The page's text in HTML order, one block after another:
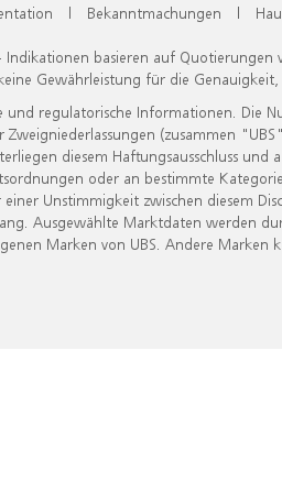
| Bekanntmachungen |
Indikationen basieren auf
Gewährleistung für die
und regulatorische Informationen. Die
Zweigniederlassungen (zusammen
diesem Haftungsausschluss
oder an bestimmte
Unstimmigkeit zwischen diesem
Ausgewählte Marktdaten werden
Marken von UBS. Andere Marken